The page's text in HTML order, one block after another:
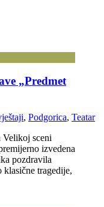
„Predmet
, Podgorica, Teatar
Velikoj sceni
izvedena
pozdravila
tragedije,